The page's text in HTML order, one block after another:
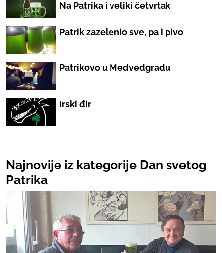
Na Patrika i veliki četvrtak
Patrik zazelenio sve, pa i pivo
Patrikovo u Medvedgradu
Irski đir
Najnovije iz kategorije Dan svetog
Patrika